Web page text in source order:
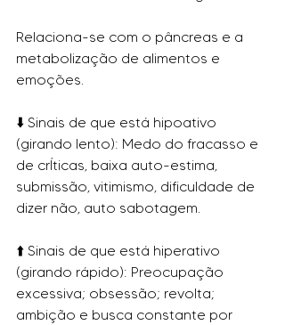
Relaciona-se com o pâncreas e a
metabolização de alimentos e
emoções.
⬇️ Sinais de que está hipoativo
(girando lento): Medo do fracasso e
de crÍticas, baixa auto-estima,
submissão, vitimismo, dificuldade de
dizer não, auto sabotagem.
⬆️ Sinais de que está hiperativo
(girando rápido): Preocupação
excessiva; obsessão; revolta;
ambição e busca constante por